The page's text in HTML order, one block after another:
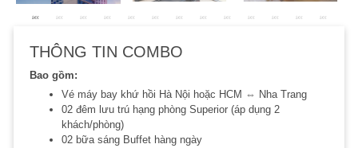
THÔNG TIN COMBO
Bao gồm:
Vé máy bay khứ hồi Hà Nội hoặc HCM ⇔ Nha Trang
02 đêm lưu trú hạng phòng Superior (áp dụng 2
khách/phòng)
02 bữa sáng Buffet hàng ngày